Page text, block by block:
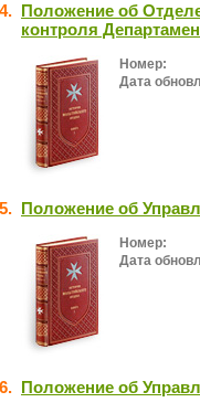
Положение об
контроля
Номер:
Дата
Положение об
Номер:
Дата
Положение об